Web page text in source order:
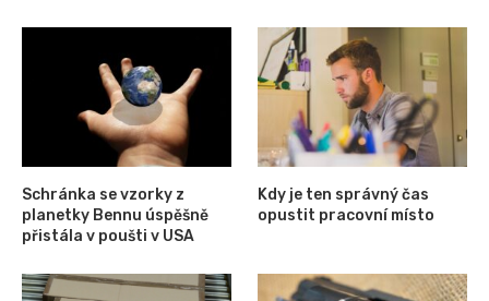
Schránka se vzorky z
planetky Bennu úspěšně
přistála v poušti v USA
Kdy je ten správný čas
opustit pracovní místo